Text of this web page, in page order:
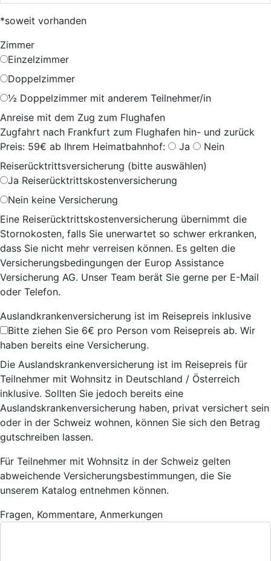
*soweit vorhanden
Zimmer
Einzelzimmer
Doppelzimmer
½ Doppelzimmer mit anderem Teilnehmer/in
Anreise mit dem Zug zum Flughafen
Zugfahrt nach Frankfurt zum Flughafen hin- und zurück
Preis: 59€ ab Ihrem Heimatbahnhof:
Ja
Nein
Reiserücktrittsversicherung (bitte auswählen)
Ja Reiserücktrittskostenversicherung
Nein keine Versicherung
Eine Reiserücktrittskostenversicherung übernimmt die
Stornokosten, falls Sie unerwartet so schwer erkranken,
dass Sie nicht mehr verreisen können. Es gelten die
Versicherungsbedingungen der Europ Assistance
Versicherung AG. Unser Team berät Sie gerne per E-Mail
oder Telefon.
Auslandkrankenversicherung ist im Reisepreis inklusive
Bitte ziehen Sie 6€ pro Person vom Reisepreis ab. Wir
haben bereits eine Versicherung.
Die Auslandskrankenversicherung ist im Reisepreis für
Teilnehmer mit Wohnsitz in Deutschland / Österreich
inklusive. Sollten Sie jedoch bereits eine
Auslandskrankenversicherung haben, privat versichert sein
oder in der Schweiz wohnen, können Sie sich den Betrag
gutschreiben lassen.
Für Teilnehmer mit Wohnsitz in der Schweiz gelten
abweichende Versicherungsbestimmungen, die Sie
unserem Katalog entnehmen können.
Fragen, Kommentare, Anmerkungen